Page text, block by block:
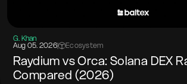
G. Khan
Aug 05. 2026| Ecosystem
Raydium vs Orca: Solana DEX
Compared (2026)